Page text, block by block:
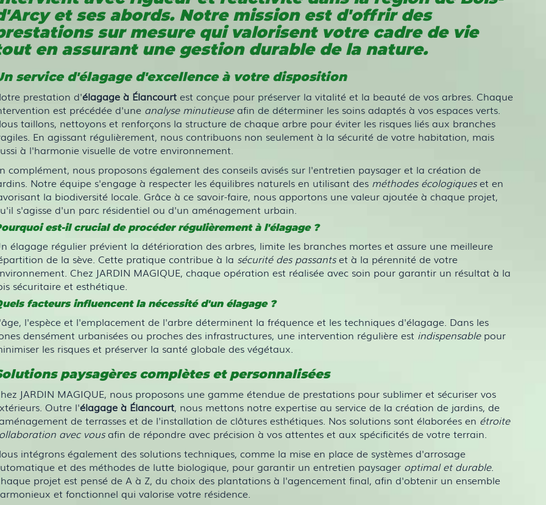
et ses abords. Notre mission est d'offrir des
sur mesure qui valorisent votre cadre de vie
en assurant une gestion durable de la nature.
service d'élagage d'excellence à votre disposition
prestation d'élagage à Élancourtest conçue pour préserver la vitalité et la beauté de vos arbres. Chaque
est précédée d'une analyse minutieuseafin de déterminer les soins adaptés à vos espaces verts.
taillons, nettoyons et renforçons la structure de chaque arbre pour éviter les risques liés aux branches
En agissant régulièrement, nous contribuons non seulement à la sécurité de votre habitation, mais
à l'harmonie visuelle de votre environnement.
complément, nous proposons également des conseils avisés sur l'entretien paysager et la création de
Notre équipe s'engage à respecter les équilibres naturels en utilisant des méthodes écologiqueset en
la biodiversité locale. Grâce à ce savoir-faire, nous apportons une valeur ajoutée à chaque projet,
s'agisse d'un parc résidentiel ou d'un aménagement urbain.
est-il crucial de procéder régulièrement à l'élagage ?
élagage régulier prévient la détérioration des arbres, limite les branches mortes et assure une meilleure
de la sève. Cette pratique contribue à la sécurité des passantset à la pérennité de votre
Chez JARDIN MAGIQUE, chaque opération est réalisée avec soin pour garantir un résultat à la
sécuritaire et esthétique.
facteurs influencent la nécessité d'un élagage ?
l'espèce et l'emplacement de l'arbre déterminent la fréquence et les techniques d'élagage. Dans les
densément urbanisées ou proches des infrastructures, une intervention régulière est indispensablepour
les risques et préserver la santé globale des végétaux.
paysagères complètes et personnalisées
JARDIN MAGIQUE, nous proposons une gamme étendue de prestations pour sublimer et sécuriser vos
Outre l'élagage à Élancourt, nous mettons notre expertise au service de la création de jardins, de
de terrasses et de l'installation de clôtures esthétiques. Nos solutions sont élaborées en étroite
avec vousafin de répondre avec précision à vos attentes et aux spécificités de votre terrain.
intégrons également des solutions techniques, comme la mise en place de systèmes d'arrosage
et des méthodes de lutte biologique, pour garantir un entretien paysager optimal et durable.
projet est pensé de A à Z, du choix des plantations à l'agencement final, afin d'obtenir un ensemble
et fonctionnel qui valorise votre résidence.